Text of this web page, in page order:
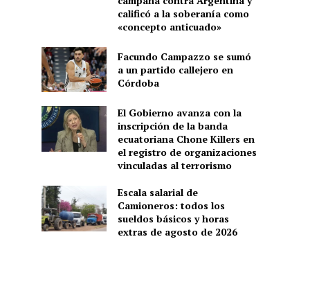
calificó a la soberanía como
«concepto anticuado»
Facundo Campazzo se sumó
a un partido callejero en
Córdoba
El Gobierno avanza con la
inscripción de la banda
ecuatoriana Chone Killers en
el registro de organizaciones
vinculadas al terrorismo
Escala salarial de
Camioneros: todos los
sueldos básicos y horas
extras de agosto de 2026